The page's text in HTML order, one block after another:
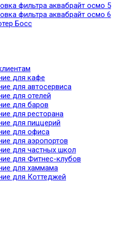
фильтра аквабрайт осмо 5
фильтра аквабрайт осмо 6
Босс
для кафе
для автосервиса
для отелей
для баров
для ресторана
для пиццерий
для офиса
для аэропортов
для частных школ
для Фитнес-клубов
для хаммама
для Коттеджей